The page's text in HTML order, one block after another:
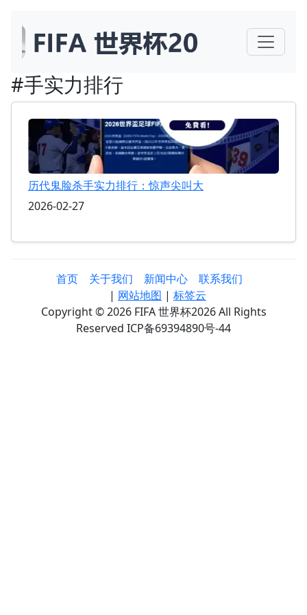
#手实力排行
历代鬼脸杀手实力排行：惊声尖叫大
2026-02-27
首页 关于我们 新闻中心
联系我们
| 网站地图 | 标签云
Copyright © 2026 FIFA 世界杯2026 All Rights
Reserved ICP备69394890号-44